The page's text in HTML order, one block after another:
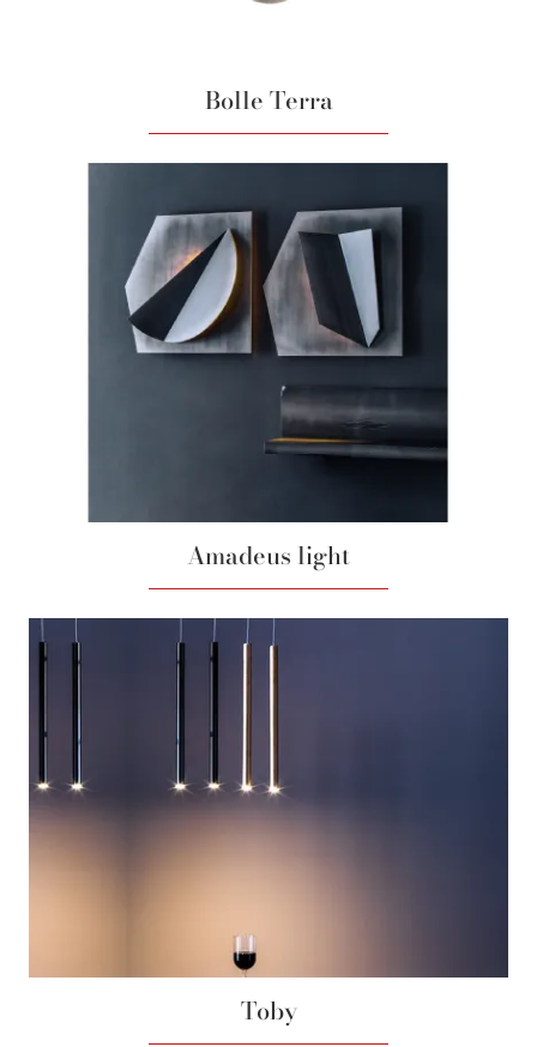
Bolle Terra
Amadeus light
Toby